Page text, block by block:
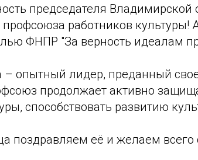
председателя Владимирской
работников
ФНПР "За верность идеалам
опытный лидер, преданный
продолжает активно
способствовать развитию
поздравляем её и желаем всего